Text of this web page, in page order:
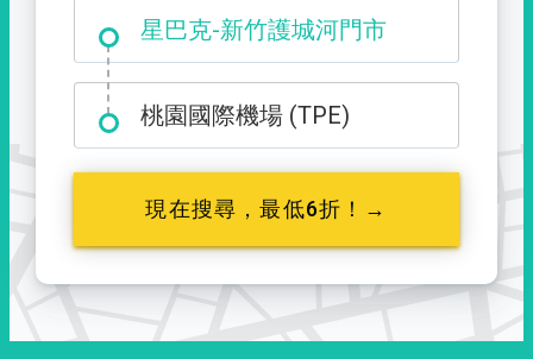
星巴克-新竹護城河門市
大霸尖山登山口
桃園國際機場 (TPE)
現在搜尋，最低6折！→